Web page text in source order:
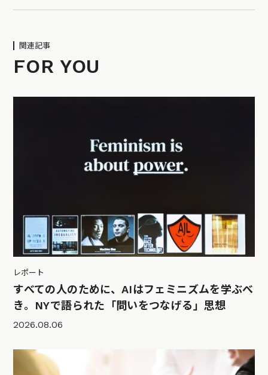
関連記事
FOR YOU
レポート
すべての人のために、AIはフェミニズムを学ぶべ
き。NYで語られた「問いをつなげる」思想
2026.08.06